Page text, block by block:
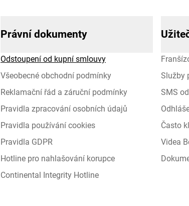
Právní dokumenty
Odstoupení od kupní smlouvy
Všeobecné obchodní podmínky
Reklamační řád a záruční podmínky
Pravidla zpracování osobních údajů
Pravidla používání cookies
Pravidla GDPR
Hotline pro nahlašování korupce
Continental Integrity Hotline
Služby
SMS
Často
Videa